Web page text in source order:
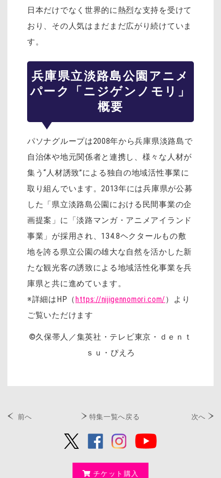
日本だけでなく世界的に熱烈な支持を受けて
おり、その人気はまだまだ広がり続けていま
す。
兵庫県立淡路島公園アニメ
パーク「ニジゲンノモリ」
概要
パソナグループは2008年から兵庫県淡路島で
自治体や地元関係者と連携し、様々な人材が
集う“人材誘致”による独自の地域活性事業に
取り組んでいます。2013年には兵庫県が公募
した「県立淡路島公園における民間事業の企
画提案」に「淡路マンガ・アニメアイランド
事業」が採用され、134.8ヘクタールもの敷
地を誇る県立公園の雄大な自然を活かした新
たな観光客の誘致による地域活性化事業を兵
庫県と共に進めています。
※詳細はHP（https://nijigennomori.com/）より
ご覧いただけます
©久保帯人／集英社・テレビ東京・ｄｅｎｔ
ｓｕ・ぴえろ
前へ 特集一覧へ戻る 次へ
チケット購入